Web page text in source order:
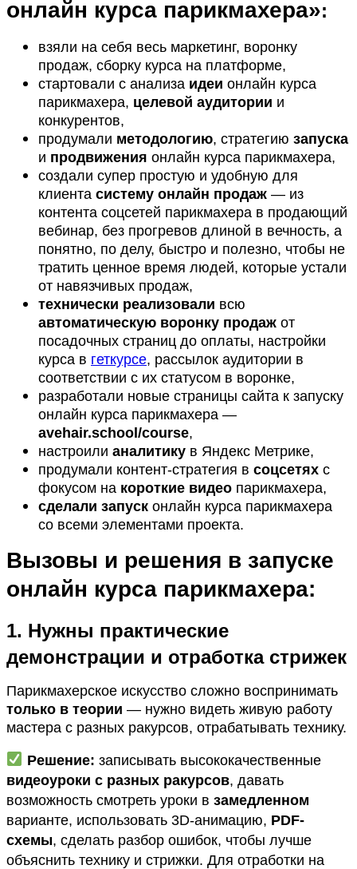
онлайн курса парикмахера»:
взяли на себя весь маркетинг, воронку
продаж, сборку курса на платформе,
стартовали с анализа идеи онлайн курса
парикмахера, целевой аудитории и
конкурентов,
продумали методологию, стратегию запуска
и продвижения онлайн курса парикмахера,
создали супер простую и удобную для
клиента систему онлайн продаж — из
контента соцсетей парикмахера в продающий
вебинар, без прогревов длиной в вечность, а
понятно, по делу, быстро и полезно, чтобы не
тратить ценное время людей, которые устали
от навязчивых продаж,
технически реализовали всю
автоматическую воронку продаж от
посадочных страниц до оплаты, настройки
курса в геткурсе, рассылок аудитории в
соответствии с их статусом в воронке,
разработали новые страницы сайта к запуску
онлайн курса парикмахера —
avehair.school/course,
настроили аналитику в Яндекс Метрике,
продумали контент-стратегия в соцсетях с
фокусом на короткие видео парикмахера,
сделали запуск онлайн курса парикмахера
со всеми элементами проекта.
Вызовы и решения в запуске
онлайн курса парикмахера:
1. Нужны практические
демонстрации и отработка стрижек
Парикмахерское искусство сложно воспринимать
только в теории — нужно видеть живую работу
мастера с разных ракурсов, отрабатывать технику.
Решение: записывать высококачественные
видеоуроки с разных ракурсов, давать
возможность смотреть уроки в замедленном
варианте, использовать 3D-анимацию, PDF-
схемы, сделать разбор ошибок, чтобы лучше
объяснить технику и стрижки. Для отработки на